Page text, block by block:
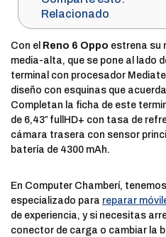
Relacionado
Con el Reno 6 Oppo estrena su
media-alta, que se pone al lado
terminal con procesador
diseño con esquinas que
Completan la ficha de este
de 6,43″ fullHD+ con tasa de
cámara trasera con sensor
batería de 4300 mAh.
En Computer Chamberí,
especializado para reparar
de experiencia, y si necesitas
conector de carga o cambiar la